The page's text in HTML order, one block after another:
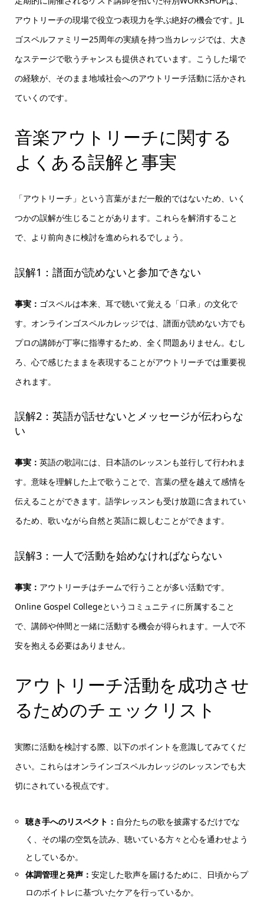
アウトリーチの現場で役立つ表現力を学ぶ絶好の機会です。JL
ゴスペルファミリー25周年の実績を持つ当カレッジでは、大き
なステージで歌うチャンスも提供されています。こうした場で
の経験が、そのまま地域社会へのアウトリーチ活動に活かされ
ていくのです。
音楽アウトリーチに関する
よくある誤解と事実
「アウトリーチ」という言葉がまだ一般的ではないため、いく
つかの誤解が生じることがあります。これらを解消すること
で、より前向きに検討を進められるでしょう。
誤解1：譜面が読めないと参加できない
事実： ゴスペルは本来、耳で聴いて覚える「口承」の文化で
す。オンラインゴスペルカレッジでは、譜面が読めない方でも
プロの講師が丁寧に指導するため、全く問題ありません。むし
ろ、心で感じたままを表現することがアウトリーチでは重要視
されます。
誤解2：英語が話せないとメッセージが伝わらな
い
事実： 英語の歌詞には、日本語のレッスンも並行して行われま
す。意味を理解した上で歌うことで、言葉の壁を越えて感情を
伝えることができます。語学レッスンも受け放題に含まれてい
るため、歌いながら自然と英語に親しむことができます。
誤解3：一人で活動を始めなければならない
事実： アウトリーチはチームで行うことが多い活動です。
Online Gospel Collegeというコミュニティに所属すること
で、講師や仲間と一緒に活動する機会が得られます。一人で不
安を抱える必要はありません。
アウトリーチ活動を成功させ
るためのチェックリスト
実際に活動を検討する際、以下のポイントを意識してみてくだ
さい。これらはオンラインゴスペルカレッジのレッスンでも大
切にされている視点です。
聴き手へのリスペクト： 自分たちの歌を披露するだけでな
く、その場の空気を読み、聴いている方々と心を通わせよう
としているか。
体調管理と発声：安定した歌声を届けるために、日頃からプ
ロのボイトレに基づいたケアを行っているか。